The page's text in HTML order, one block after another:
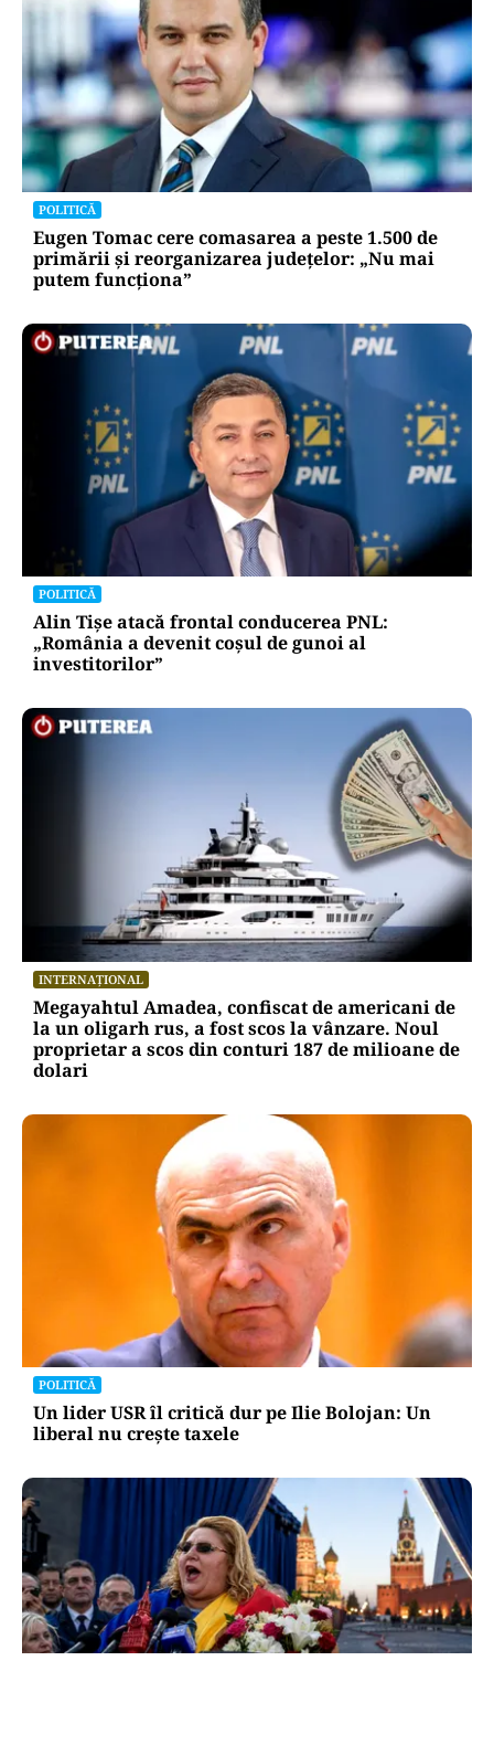
POLITICĂ
Eugen Tomac cere comasarea a peste 1.500 de
primării și reorganizarea județelor: „Nu mai
putem funcționa”
POLITICĂ
Alin Tișe atacă frontal conducerea PNL:
„România a devenit coșul de gunoi al
investitorilor”
INTERNAȚIONAL
Megayahtul Amadea, confiscat de americani de
la un oligarh rus, a fost scos la vânzare. Noul
proprietar a scos din conturi 187 de milioane de
dolari
POLITICĂ
Un lider USR îl critică dur pe Ilie Bolojan: Un
liberal nu crește taxele